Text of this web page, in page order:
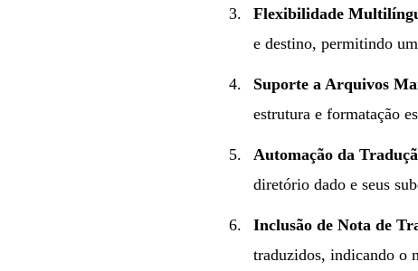
Flexibilidade
e destino, permitindo
Suporte a Arquivos
estrutura e formatação
Automação da
diretório dado e seus
Inclusão de Nota de
traduzidos, indicando o